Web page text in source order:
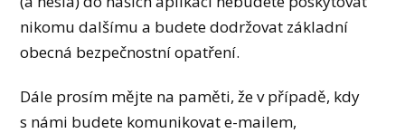
nikomu dalšímu a budete dodržovat základní
obecná bezpečnostní opatření.
Dále prosím mějte na paměti, že v případě, kdy
s námi budete komunikovat e-mailem,